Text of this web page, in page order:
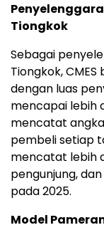
Tiongkok
Sebagai
Tiongkok,
dengan luas
mencapai lebih
mencatat
pembeli setiap
mencatat lebih
pengunjung,
pada 2025.
Model